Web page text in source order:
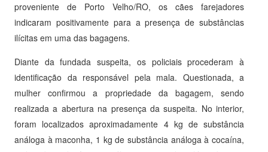
proveniente de Porto Velho/RO, os cães farejadores
indicaram positivamente para a presença de substâncias
ilícitas em uma das bagagens.
Diante da fundada suspeita, os policiais procederam à
identificação da responsável pela mala. Questionada, a
mulher confirmou a propriedade da bagagem, sendo
realizada a abertura na presença da suspeita. No interior,
foram localizados aproximadamente 4 kg de substância
análoga à maconha, 1 kg de substância análoga à cocaína,